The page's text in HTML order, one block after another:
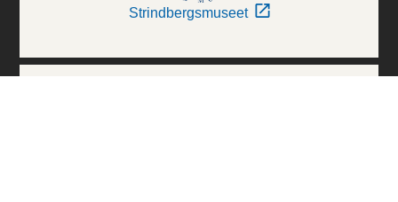
Strindbergsmuseet